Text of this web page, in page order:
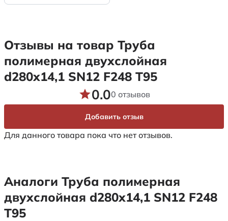
Отзывы на товар Труба
полимерная двухслойная
d280х14,1 SN12 F248 Т95
Для данного товара пока что нет отзывов.
0.00 отзывов
Добавить отзыв
Аналоги Труба полимерная
двухслойная d280х14,1 SN12 F248
Т95